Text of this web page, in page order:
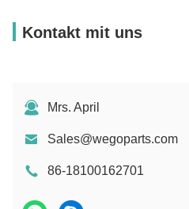
Kontakt mit uns
Mrs. April
Sales@wegoparts.com
86-18100162701